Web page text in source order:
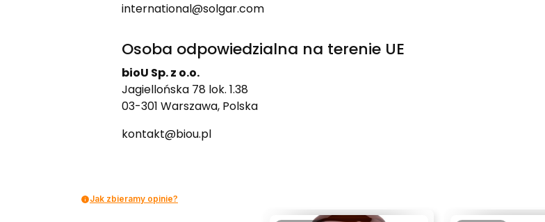
international@solgar.com
Osoba odpowiedzialna na terenie UE
bioU Sp. z o.o.
Jagiellońska 78 lok. 1.38
03-301 Warszawa, Polska
kontakt@biou.pl
Jak zbieramy opinie?